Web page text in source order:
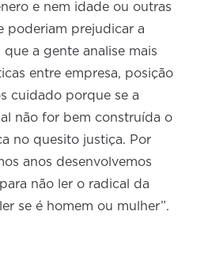
e nem idade ou outras
poderiam prejudicar a
que a gente analise mais
entre empresa, posição
cuidado porque se a
não for bem construída o
no quesito justiça. Por
anos desenvolvemos
não ler o radical da
se é homem ou mulher”.